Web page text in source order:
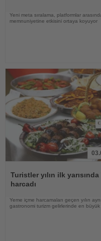
Yeni meta sıralama, platformlar
memnuniyetine etkisini ortaya koyuyor
Oku
Turistler yılın ilk
harcadı
Yeme içme harcamaları geçen yılın
gastronomi turizm gelirlerinde en büyük